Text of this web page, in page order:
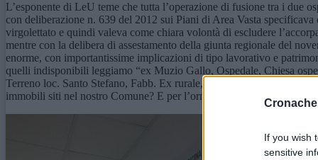
If you wish
sensitive
L’esponente di LeU teme che tutta l’operazione di fusione tra i due
con deliberazione n. 639 del 2012 sui Piani di Area Vasta
virgolettato e quindi valeva come chiara volontà di escludere
mentre con la delibera di assestamento della giunta regionale del
enorme, con importantissime implicazioni di tipo lavorativo e
quelli indisponibili leggiamo “ex Muzio Gallo, Ospedale, Chiesa
Terreno loc. Santo Stefano, Fabb. Ex rurale, Terreno loc.
immobili siti nel nostro Comune? E per l’ormai ex ospedale, ed il